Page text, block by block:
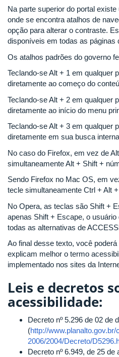
Na parte superior do portal
onde se encontra atalhos de
opção para alterar o contraste.
disponíveis em todas as páginas
Os atalhos padrões do governo
Teclando-se Alt + 1 em qualquer
diretamente ao começo do
Teclando-se Alt + 2 em qualquer
diretamente ao início do menu
Teclando-se Alt + 3 em qualquer
diretamente em sua busca
No caso do Firefox, em vez de
simultaneamente Alt + Shift +
Sendo Firefox no Mac OS, em
tecle simultaneamente Ctrl + Alt
No Opera, as teclas são Shift +
apenas Shift + Escape, o
todas as alternativas de
Ao final desse texto, você
explicam melhor o termo
implementado nos sites da
Leis e decretos
acessibilidade:
Decreto nº 5.296 de 02 de
(http://
2006/2004/Decreto/
Decreto nº 6.949, de 25